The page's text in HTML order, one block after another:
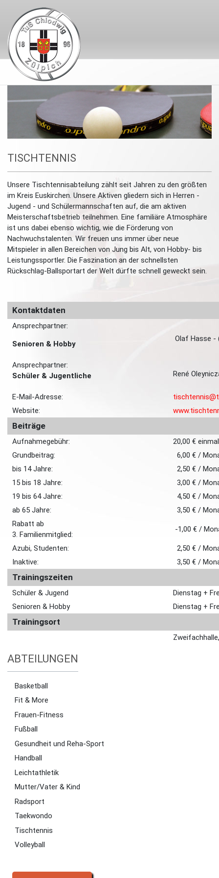
TISCHTENNIS
Unsere Tischtennisabteilung zählt seit Jahren zu den größten
im Kreis Euskirchen. Unsere Aktiven gliedern sich in Herren -
Jugend - und Schülermannschaften auf, die am aktiven
Meisterschaftsbetrieb teilnehmen. Eine familiäre Atmosphäre
ist uns dabei ebenso wichtig, wie die Förderung von
Nachwuchstalenten. Wir freuen uns immer über neue
Mitspieler in allen Bereichen von Jung bis Alt, von Hobby- bis
Leistungssportler. Die Faszination an der schnellsten
Rückschlag-Ballsportart der Welt dürfte schnell geweckt sein.
Kontaktdaten
Ansprechpartner:
Senioren & Hobby
Olaf Hasse -
Ansprechpartner:
Schüler & Jugentliche
René
E-Mail-Adresse:
Website:
Beiträge
Aufnahmegebühr:
20,00 €
Grundbeitrag:
6,00 € /
bis 14 Jahre:
2,50 € /
15 bis 18 Jahre:
3,00 € /
19 bis 64 Jahre:
4,50 € /
ab 65 Jahre:
3,50 € /
Rabatt ab
3. Familienmitglied:
-1,00 € /
Azubi, Studenten:
2,50 € /
Inaktive:
3,50 € /
Trainingszeiten
Schüler & Jugend
Dienstag +
Senioren & Hobby
Dienstag +
Trainingsort
ABTEILUNGEN
Basketball
Fit & More
Frauen-Fitness
Fußball
Gesundheit und Reha-Sport
Handball
Leichtathletik
Mutter/Vater & Kind
Radsport
Taekwondo
Tischtennis
Volleyball